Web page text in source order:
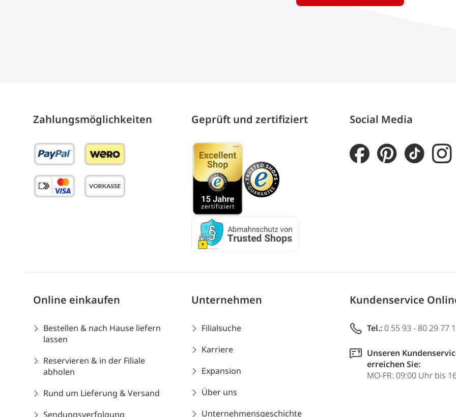
Zahlungs­möglich­keiten Geprüft und zertifiziert Social Media
Online einkaufen
Bestellen & nach Hause liefern
lassen
Reservieren & in der Filiale
abholen
Rund um Lieferung & Versand
Sendungsverfolgung
Unternehmen
Filialsuche
Karriere
Expansion
Über uns
Unternehmensgeschichte
Kundenservice
Tel.: 0 55 93 - 80 29 77
Unseren
erreichen Sie:
MO-FR: 09:00 Uhr bis